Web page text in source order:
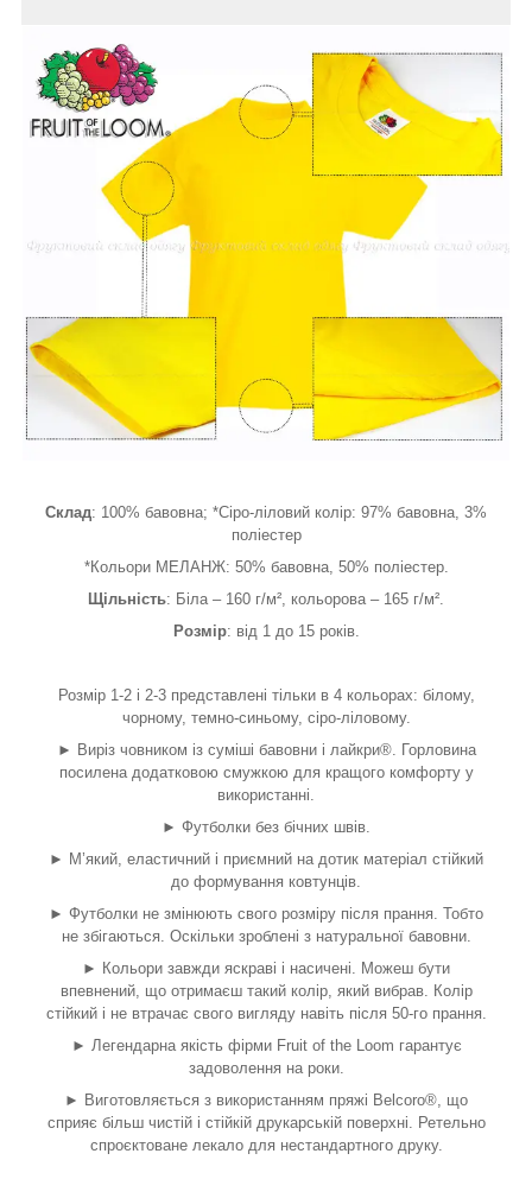
Склад: 100% бавовна; *Сіро-ліловий колір: 97% бавовна, 3%
поліестер
*Кольори МЕЛАНЖ: 50% бавовна, 50% поліестер.
Щільність: Біла – 160 г/м², кольорова – 165 г/м².
Розмір: від 1 до 15 років.
Розмір 1-2 і 2-3 представлені тільки в 4 кольорах: білому,
чорному, темно-синьому, сіро-ліловому.
► Виріз човником із суміші бавовни і лайкри®. Горловина
посилена додатковою смужкою для кращого комфорту у
використанні.
► Футболки без бічних швів.
► М’який, еластичний і приємний на дотик матеріал стійкий
до формування ковтунців.
► Футболки не змінюють свого розміру після прання. Тобто
не збігаються. Оскільки зроблені з натуральної бавовни.
► Кольори завжди яскраві і насичені. Можеш бути
впевнений, що отримаєш такий колір, який вибрав. Колір
стійкий і не втрачає свого вигляду навіть після 50-го прання.
► Легендарна якість фірми Fruit of the Loom гарантує
задоволення на роки.
► Виготовляється з використанням пряжі Belcoro®, що
сприяє більш чистій і стійкій друкарській поверхні. Ретельно
спроєктоване лекало для нестандартного друку.